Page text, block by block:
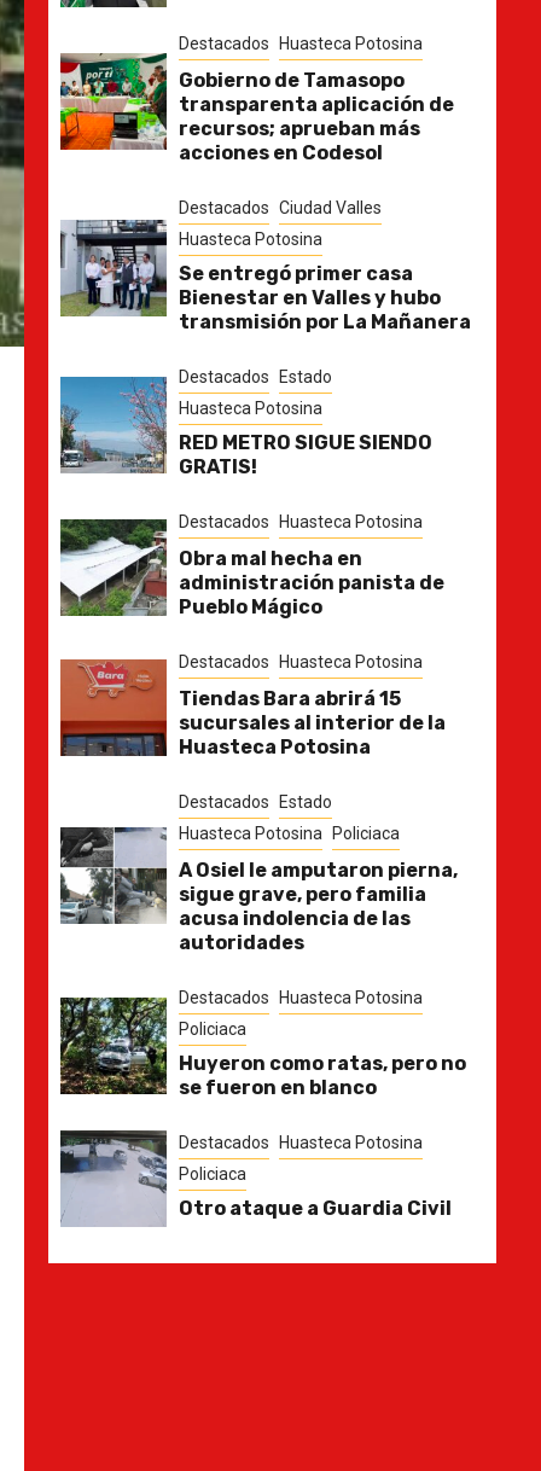
Destacados Huasteca Potosina
Gobierno de Tamasopo
transparenta aplicación de
recursos; aprueban más
acciones en Codesol
Destacados Ciudad Valles
Huasteca Potosina
Se entregó primer casa
Bienestar en Valles y hubo
transmisión por La Mañanera
Destacados
Estado
Huasteca Potosina
RED METRO SIGUE SIENDO
GRATIS!
Destacados Huasteca Potosina
Obra mal hecha en
administración panista de
Pueblo Mágico
Destacados Huasteca Potosina
Tiendas Bara abrirá 15
sucursales al interior de la
Huasteca Potosina
Destacados
Estado
Huasteca Potosina
Policiaca
A Osiel le amputaron pierna,
sigue grave, pero familia
acusa indolencia de las
autoridades
Destacados
Huasteca Potosina
Policiaca
Huyeron como ratas, pero no
se fueron en blanco
Destacados
Huasteca Potosina
Policiaca
Otro ataque a Guardia Civil